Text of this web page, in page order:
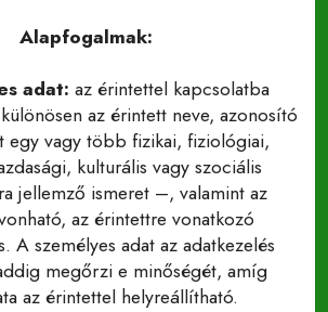
Alapfogalmak:
adat: az érintettel kapcsolatba
az érintett neve, azonosító
egy vagy több fizikai, fiziológiai,
kulturális vagy szociális
jellemző ismeret –, valamint az
az érintettre vonatkozó
A személyes adat az adatkezelés
megőrzi e minőségét, amíg
az érintettel helyreállítható.